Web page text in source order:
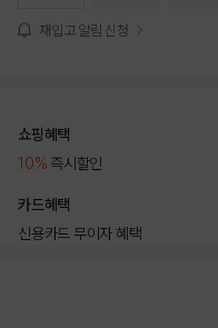
재입고 알림 신청
쇼핑혜택
10% 즉시할인
카드혜택
신용카드 무이자 혜택